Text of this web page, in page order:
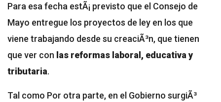
Para esa fecha estÃ¡ previsto que el Consejo de
Mayo entregue los proyectos de ley en los que
viene trabajando desde su creaciÃ³n, que tienen
que ver con las reformas laboral, educativa y
tributaria.
Tal como Por otra parte, en el Gobierno surgiÃ³